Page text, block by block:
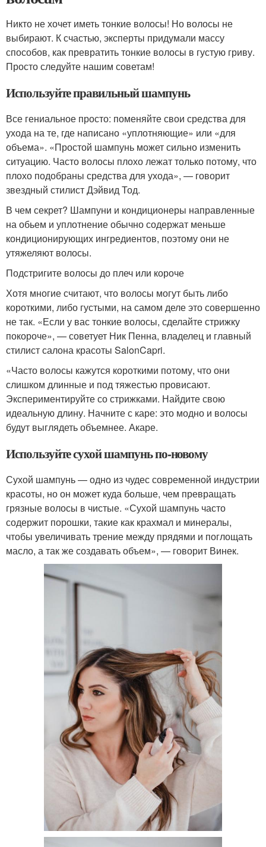
Никто не хочет иметь тонкие волосы! Но волосы не
выбирают. К счастью, эксперты придумали массу
способов, как превратить тонкие волосы в густую гриву.
Просто следуйте нашим советам!
Используйте правильный шампунь
Все гениальное просто: поменяйте свои средства для
ухода на те, где написано «уплотняющие» или «для
объема». «Простой шампунь может сильно изменить
ситуацию. Часто волосы плохо лежат только потому, что
плохо подобраны средства для ухода», — говорит
звездный стилист Дэйвид Тод.
В чем секрет? Шампуни и кондиционеры направленные
на обьем и уплотнение обычно содержат меньше
кондиционирующих ингредиентов, поэтому они не
утяжеляют волосы.
Подстригите волосы до плеч или короче
Хотя многие считают, что волосы могут быть либо
короткими, либо густыми, на самом деле это совершенно
не так. «Если у вас тонкие волосы, сделайте стрижку
покороче», — советует Ник Пенна, владелец и главный
стилист салона красоты SalonCapri.
«Часто волосы кажутся короткими потому, что они
слишком длинные и под тяжестью провисают.
Экспериментируйте со стрижками. Найдите свою
идеальную длину. Начните с каре: это модно и волосы
будут выглядеть объемнее. Акаре.
Используйте сухой шампунь по‑новому
Сухой шампунь — одно из чудес современной индустрии
красоты, но он может куда больше, чем превращать
грязные волосы в чистые. «Сухой шампунь часто
содержит порошки, такие как крахмал и минералы,
чтобы увеличивать трение между прядями и поглощать
масло, а так же создавать объем», — говорит Винек.